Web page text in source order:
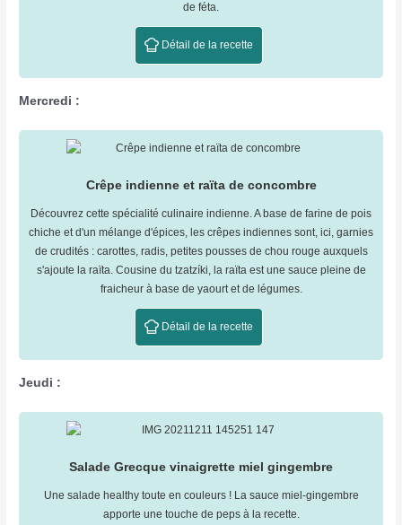
de féta.
Détail de la recette
Mercredi :
Crêpe indienne et raïta de concombre
Découvrez cette spécialité culinaire indienne. A base de farine de pois
chiche et d'un mélange d'épices, les crêpes indiennes sont, ici, garnies
de crudités : carottes, radis, petites pousses de chou rouge auxquels
s'ajoute la raïta. Cousine du tzatzíki, la raïta est une sauce pleine de
fraicheur à base de yaourt et de légumes.
Détail de la recette
Jeudi :
Salade Grecque vinaigrette miel gingembre
Une salade healthy toute en couleurs ! La sauce miel-gingembre
apporte une touche de peps à la recette.